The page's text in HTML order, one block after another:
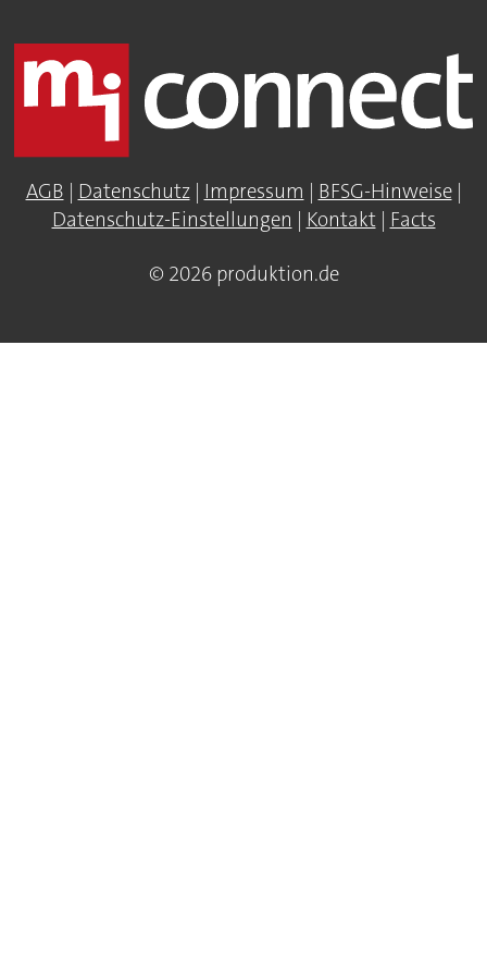
AGB | Datenschutz| Impressum | BFSG-Hinweise|
Datenschutz-Einstellungen | Kontakt| Facts
© 2026 produktion.de